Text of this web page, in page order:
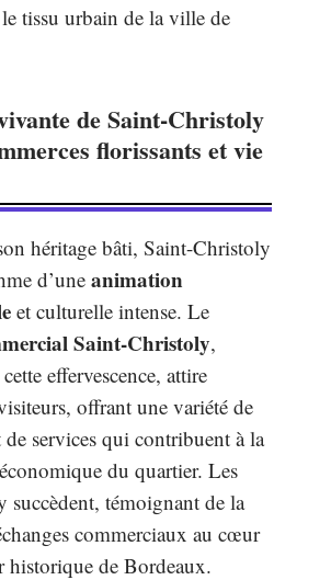
tissu urbain de la ville de
de Saint-Christoly
florissants et vie
héritage bâti, Saint-Christoly
d’uneanimation
et culturelle intense. Le
Saint-Christoly,
effervescence, attire
offrant une variété de
services qui contribuent à la
du quartier. Les
succèdent, témoignant de la
commerciaux au cœur
historique de Bordeaux.